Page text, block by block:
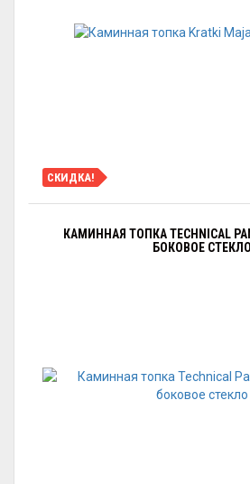
СКИДКА!
КАМИННАЯ ТОПКА TECHNICAL
БОКОВОЕ СТЕКЛО